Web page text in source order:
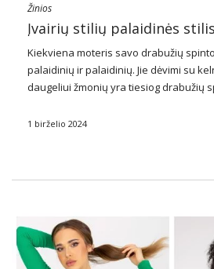
Žinios
Įvairių stilių palaidinės
Kiekviena moteris savo drabužių
palaidinių ir palaidinių. Jie dėvimi su
daugeliui žmonių yra tiesiog drabužių
Peržiūrėkite mūsų aprangos idėjas su
1 birželio 2024